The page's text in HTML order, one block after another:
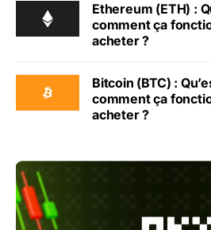
Ethereum (ETH) :
comment ça
acheter ?
Bitcoin (BTC) :
comment ça
acheter ?